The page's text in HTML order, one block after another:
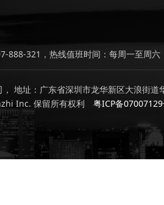
888-321，热线值班时间：每周一至周
地址：广东省深圳市龙华新区大浪街
Inc. 保留所有权利
粤ICP备